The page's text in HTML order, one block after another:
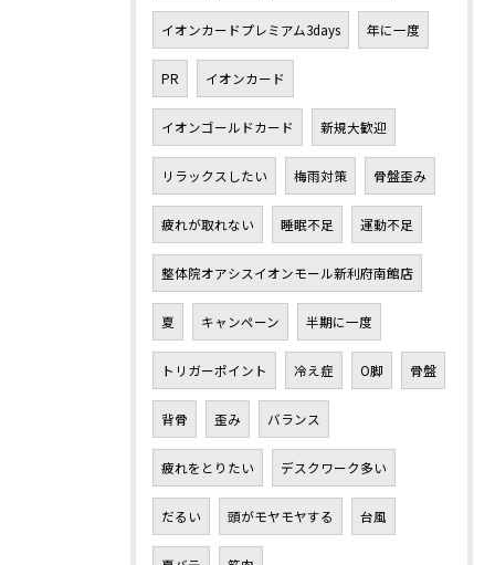
イオンカードプレミアム3days 年に一度
PR イオンカード
イオンゴールドカード 新規大歓迎
リラックスしたい 梅雨対策 骨盤歪み
疲れが取れない 睡眠不足 運動不足
整体院オアシスイオンモール新利府南館店
夏 キャンペーン 半期に一度
トリガーポイント 冷え症 O脚 骨盤
背骨 歪み バランス
疲れをとりたい デスクワーク多い
だるい 頭がモヤモヤする 台風